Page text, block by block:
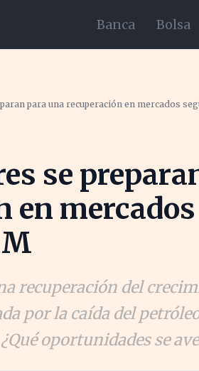
Banca Bolsa
para una recuperación en mercados
se
en
recuperación del
por la caída del
oportunidades se